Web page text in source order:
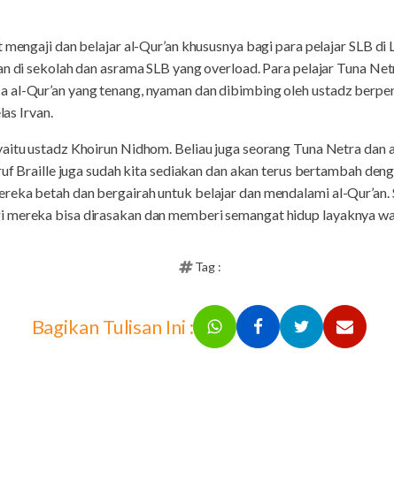
dan belajar al-Qur’an khususnya bagi para pelajar SLB
di sekolah dan asrama SLB yang overload. Para pelajar Tuna
al-Qur’an yang tenang, nyaman dan dibimbing oleh ustadz
Irvan.
ustadz Khoirun Nidhom. Beliau juga seorang Tuna Netra dan
Braille juga sudah kita sediakan dan akan terus bertambah
betah dan bergairah untuk belajar dan mendalami al-Qur’an.
mereka bisa dirasakan dan memberi semangat hidup layaknya
Tag :
Bagikan Tulisan Ini :